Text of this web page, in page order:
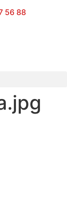
56 88